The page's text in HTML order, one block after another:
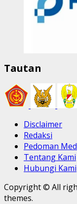
Tautan
Disclaimer
Redaksi
Pedoman
Tentang Kami
Hubungi Kami
Copyright © All
themes.